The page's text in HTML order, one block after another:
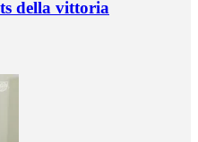
della vittoria